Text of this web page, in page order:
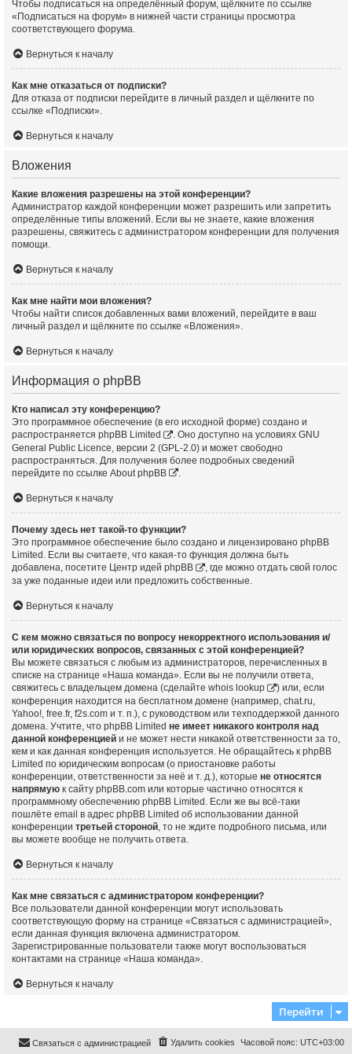
Чтобы подписаться на определённый форум, щёлкните по ссылке
«Подписаться на форум» в нижней части страницы просмотра
соответствующего форума.
Вернуться к началу
Как мне отказаться от подписки?
Для отказа от подписки перейдите в личный раздел и щёлкните по
ссылке «Подписки».
Вернуться к началу
Вложения
Какие вложения разрешены на этой конференции?
Администратор каждой конференции может разрешить или запретить
определённые типы вложений. Если вы не знаете, какие вложения
разрешены, свяжитесь с администратором конференции для получения
помощи.
Вернуться к началу
Как мне найти мои вложения?
Чтобы найти список добавленных вами вложений, перейдите в ваш
личный раздел и щёлкните по ссылке «Вложения».
Вернуться к началу
Информация о phpBB
Кто написал эту конференцию?
Это программное обеспечение (в его исходной форме) создано и
распространяется phpBB Limited
. Оно доступно на условиях GNU
General Public Licence, версии 2 (GPL-2.0) и может свободно
распространяться. Для получения более подробных сведений
перейдите по ссылке About phpBB
Вернуться к началу
Почему здесь нет такой-то функции?
Это программное обеспечение было создано и лицензировано phpBB
Limited. Если вы считаете, что какая-то функция должна быть
добавлена, посетите Центр идей phpBB
, где можно отдать свой голос
за уже поданные идеи или предложить собственные.
Вернуться к началу
С кем можно связаться по вопросу некорректного использования и/
или юридических вопросов, связанных с этой конференцией?
Вы можете связаться с любым из администраторов, перечисленных в
списке на странице «Наша команда». Если вы не получили ответа,
свяжитесь с владельцем домена (сделайте whois lookup
) или, если
конференция находится на бесплатном домене (например, chat.ru,
Yahoo!, free.fr, f2s.com и т. п.), с руководством или техподдержкой данного
домена. Учтите, что phpBB Limited не имеет никакого контроля над
данной конференцией и не может нести никакой ответственности за то,
кем и как данная конференция используется. Не обращайтесь к phpBB
Limited по юридическим вопросам (о приостановке работы
конференции, ответственности за неё и т. д.), которые не относятся
напрямую к сайту phpBB.com или которые частично относятся к
программному обеспечению phpBB Limited. Если же вы всё-таки
пошлёте email в адрес phpBB Limited об использовании данной
конференции третьей стороной, то не ждите подробного письма, или
вы можете вообще не получить ответа.
Вернуться к началу
Как мне связаться с администратором конференции?
Все пользователи данной конференции могут использовать
соответствующую форму на странице «Связаться с администрацией»,
если данная функция включена администратором.
Зарегистрированные пользователи также могут воспользоваться
контактами на странице «Наша команда».
Вернуться к началу
Перейти
Часовой пояс: UTC+03:00
Удалить cookies
Связаться с администрацией